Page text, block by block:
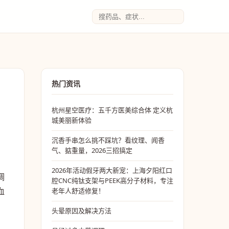
热门资讯
杭州星空医疗：五千方医美综合体 定义杭
城美丽新体验
沉香手串怎么挑不踩坑？看纹理、闻香
气、掂重量，2026三招搞定
2026年活动假牙两大新宠：上海夕阳红口
腔CNC纯钛支架与PEEK高分子材料，专注
老年人舒适修复！
头晕原因及解决方法